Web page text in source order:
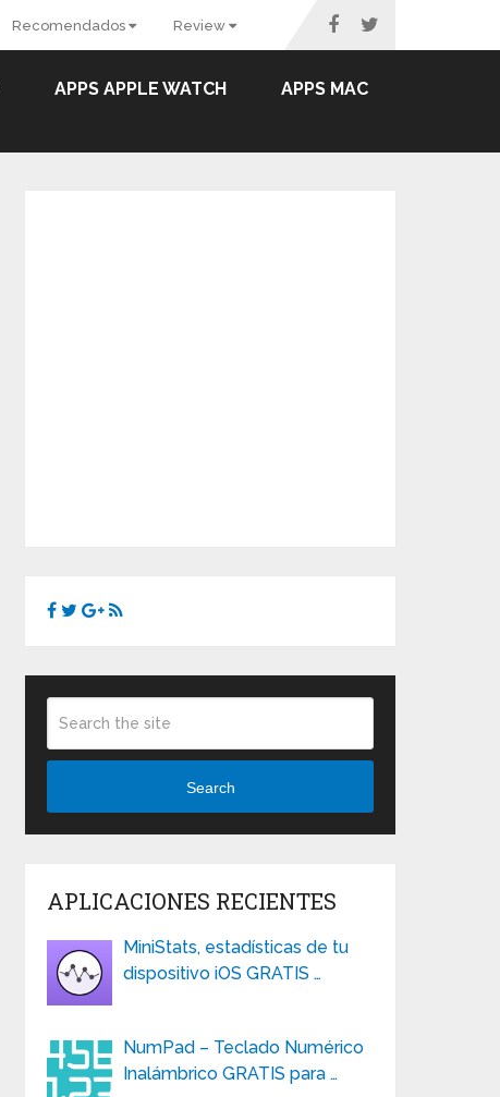
Recomendados Review
APPS APPLE WATCH APPS MAC
Search
APLICACIONES RECIENTES
MiniStats, estadísticas de tu
dispositivo iOS GRATIS …
NumPad – Teclado Numérico
Inalámbrico GRATIS para …